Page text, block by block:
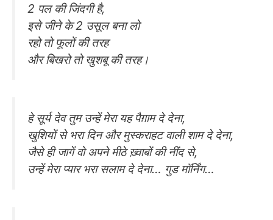
2 पल की जिंदगी है,
इसे जीने के 2 उसूल बना लो
रहो तो फूलों की तरह
और बिखरो तो खुशबू की तरह।
हे सूर्य देव तुम उन्हें मेरा यह पैग़ाम दे देना,
खुशियों से भरा दिन और मुस्कराहट वाली शाम दे देना,
जैसे ही जागें वो अपने मीठे ख़्वाबों की नींद से,
उन्हें मेरा प्यार भरा सलाम दे देना… गुड मॉर्निंग…